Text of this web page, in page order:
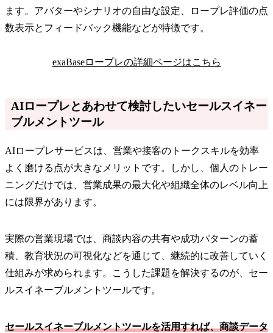
ます。​アバターやシナリオの自由な設定、ロープレ評価の点
数表示とフィードバック機能などが特徴です。
exaBaseロープレの詳細ページはこちら
AIロープレとあわせて検討したいセールスイネー
ブルメントツール
AIロープレサービスは、営業や接客のトークスキルを効率
よく磨ける点が大きなメリットです。しかし、個人のトレー
ニングだけでは、営業成果の最大化や組織全体のレベル向上
には限界があります。
実際の営業現場では、商談内容の共有や成功パターンの蓄
積、教育状況の可視化などを通じて、継続的に改善していく
仕組みが求められます。こうした課題を解決するのが、セー
ルスイネーブルメントツールです。
セールスイネーブルメントツールを活用すれば、商談データ